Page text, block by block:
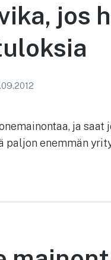
jos
ja
paljon enemmän